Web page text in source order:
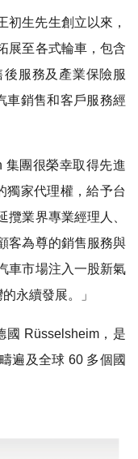
初生先生創立以來，
展至各式輪車，包含
服務及產業保險服
車銷售和客戶服務經
集團很榮幸取得先進
獨家代理權，給予台
業界專業經理人、
客為尊的銷售服務與
車市場注入一股新氣
永續發展。」
國 Rüsselsheim，是
遍及全球 60 多個國